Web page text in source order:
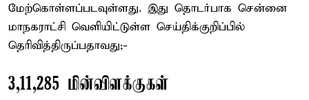
மேற்கொள்ளப்படவுள்ளது. இது தொடர்பாக சென்னை
மாநகராட்சி வெளியிட்டுள்ள செய்திக்குறிப்பில்
தெரிவித்திருப்பதாவது;-
3,11,285 மின்விளக்குகள்